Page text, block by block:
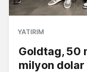
YATIRIM
Goldtag, 50
milyon dolar